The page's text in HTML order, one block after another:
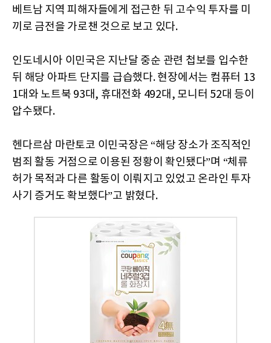
베트남 지역 피해자들에게 접근한 뒤 고수익 투자를 미
끼로 금전을 가로챈 것으로 보고 있다.
인도네시아 이민국은 지난달 중순 관련 첩보를 입수한
뒤 해당 아파트 단지를 급습했다. 현장에서는 컴퓨터 13
1대와 노트북 93대, 휴대전화 492대, 모니터 52대 등이
압수됐다.
헨다르삼 마란토코 이민국장은 “해당 장소가 조직적인
범죄 활동 거점으로 이용된 정황이 확인됐다”며 “체류
허가 목적과 다른 활동이 이뤄지고 있었고 온라인 투자
사기 증거도 확보했다”고 밝혔다.